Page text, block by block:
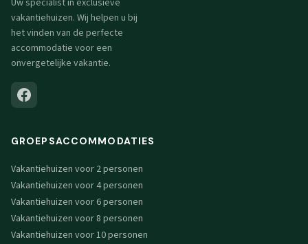
Uw specialist in exclusieve
vakantiehuizen. Wij helpen u bij
het vinden van de perfecte
accommodatie voor een
onvergetelijke vakantie.
GROEPSACCOMMODATIES
Vakantiehuizen voor 2 personen
Vakantiehuizen voor 4 personen
Vakantiehuizen voor 6 personen
Vakantiehuizen voor 8 personen
Vakantiehuizen voor 10 personen